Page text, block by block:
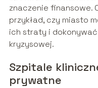
znaczenie finansowe.
przykład, czy miasto
ich straty i
kryzysowej.
Szpitale
prywatne